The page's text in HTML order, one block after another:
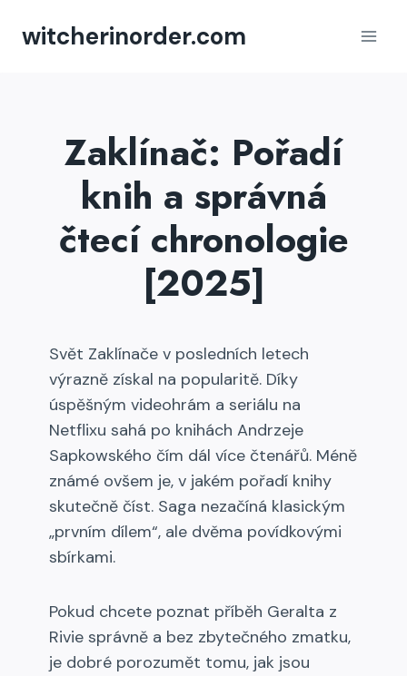
witcherinorder.com
Zaklínač: Pořadí
knih a správná
čtecí chronologie
[2025]
Svět Zaklínače v posledních letech
výrazně získal na popularitě. Díky
úspěšným videohrám a seriálu na
Netflixu sahá po knihách Andrzeje
Sapkowského čím dál více čtenářů. Méně
známé ovšem je, v jakém pořadí knihy
skutečně číst. Saga nezačíná klasickým
„prvním dílem“, ale dvěma povídkovými
sbírkami.
Pokud chcete poznat příběh Geralta z
Rivie správně a bez zbytečného zmatku,
je dobré porozumět tomu, jak jsou